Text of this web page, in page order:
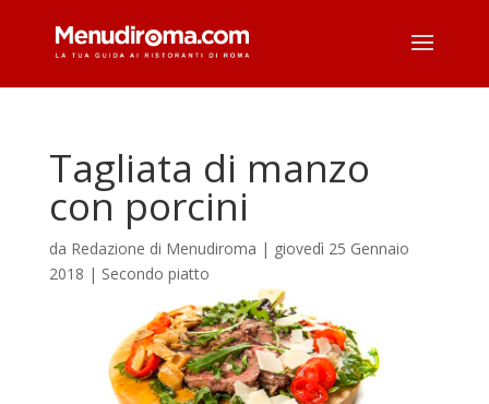
Tagliata di manzo
con porcini
da Redazione di Menudiroma | giovedì 25 Gennaio
2018 | Secondo piatto